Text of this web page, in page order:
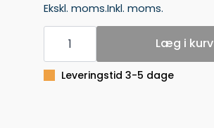
Ekskl. moms.Inkl. moms.
Inforamme
duraframe®
antal
Læg i kurv
Leveringstid 3-5 dage